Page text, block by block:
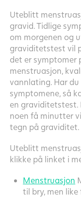
Uteblitt
gravid. Tidlige
om morgenen og
graviditetstest vil
det er symptomer
menstruasjon,
vannlating. Har du
symptomene, så
en graviditetstest.
noen få minutter
tegn på graviditet.
Uteblitt
klikke på linket i
Menstruasjon
til bry, men